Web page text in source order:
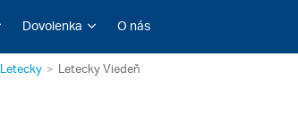
Dovolenka O nás
Letecky Letecky Viedeň